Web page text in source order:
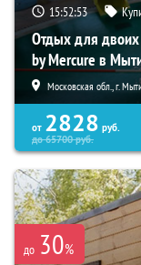
15:52:52
Отдых для двоих
by Mercure в
Московская обл., г.
от 2828 руб.
до65700руб.
до 30%